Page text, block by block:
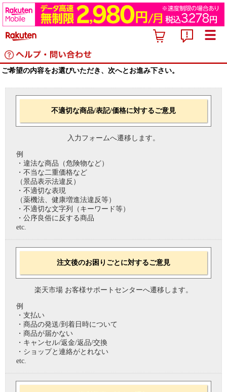
ご希望の内容をお選びいただき、次へとお進み下さい。
不適切な商品/表記/価格に対するご意見
入力フォームへ遷移します。
例
・違法な商品（危険物など）
・不当な二重価格など
（景品表示法違反）
・不適切な表現
（薬機法、健康増進法違反等）
・不適切な文字列（キーワード等）
・公序良俗に反する商品
etc.
注文後のお困りごとに対するご意見
楽天市場 お客様サポートセンターへ遷移します。
例
・支払い
・商品の発送/到着日時について
・商品が届かない
・キャンセル/返金/返品/交換
・ショップと連絡がとれない
etc.